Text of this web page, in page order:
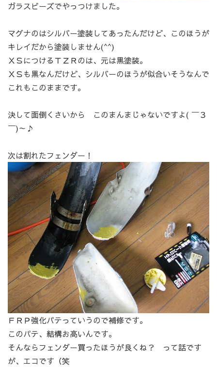
ガラスビーズでやっつけました。
マグナのはシルバー塗装してあったんだけど、このほうが
キレイだから塗装しません(^^)
ＸＳにつけるＴＺＲのは、元は黒塗装。
ＸＳも黒なんだけど、シルバーのほうが似合いそうなんで
これもこのままです。
決して面倒くさいから このまんまじゃないですよ( ￣３
￣)～♪
次は割れたフェンダー！
ＦＲＰ強化パテっていうので補修です。
このパテ、結構お高いんです。
そんならフェンダー買ったほうが良くね？ って話です
が、エコです（笑